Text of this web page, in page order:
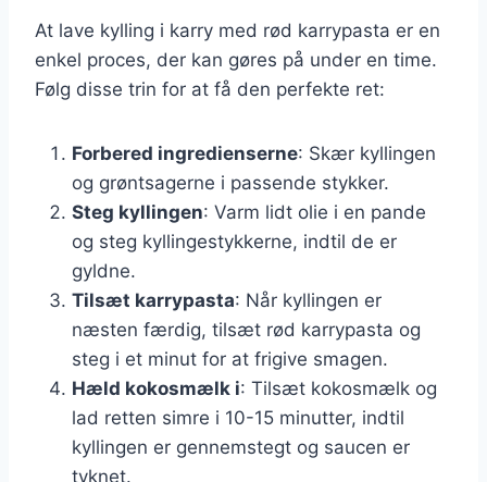
At lave kylling i karry med rød karrypasta er en
enkel proces, der kan gøres på under en time.
Følg disse trin for at få den perfekte ret:
Forbered ingredienserne: Skær kyllingen
og grøntsagerne i passende stykker.
Steg kyllingen: Varm lidt olie i en pande
og steg kyllingestykkerne, indtil de er
gyldne.
Tilsæt karrypasta: Når kyllingen er
næsten færdig, tilsæt rød karrypasta og
steg i et minut for at frigive smagen.
Hæld kokosmælk i: Tilsæt kokosmælk og
lad retten simre i 10-15 minutter, indtil
kyllingen er gennemstegt og saucen er
tyknet.